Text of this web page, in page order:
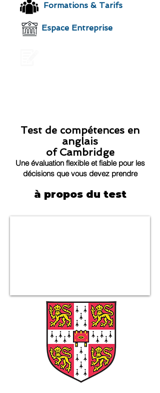
Formations & Tarifs
Espace Entreprise
Test de compétences en
anglais
of Cambridge
Une évaluation flexible et fiable pour les
décisions que vous devez prendre
à propos du test